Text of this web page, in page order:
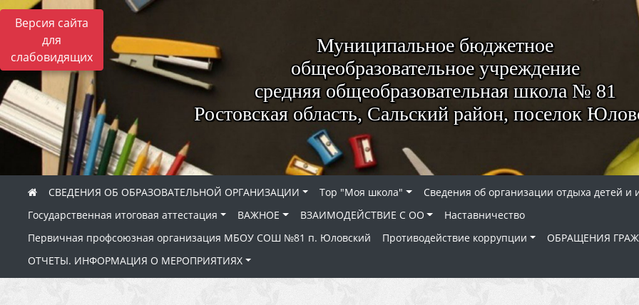
Версия сайта
для
слабовидящих
Муниципальное бюджетное
общеобразовательное учреждение
средняя общеобразовательная школа № 81
Ростовская область, Сальский район, поселок
СВЕДЕНИЯ ОБ ОБРАЗОВАТЕЛЬНОЙ ОРГАНИЗАЦИИ Тор "Моя школа"
Сведения об организации отдыха детей и
Государственная итоговая аттестация
ВАЖНОЕ ВЗАИМОДЕЙСТВИЕ С ОО
Наставничество
Первичная профсоюзная организация МБОУ СОШ №81 п. Юловский
Противодействие коррупции
ОБРАЩЕНИЯ
ОТЧЕТЫ. ИНФОРМАЦИЯ О МЕРОПРИЯТИЯХ